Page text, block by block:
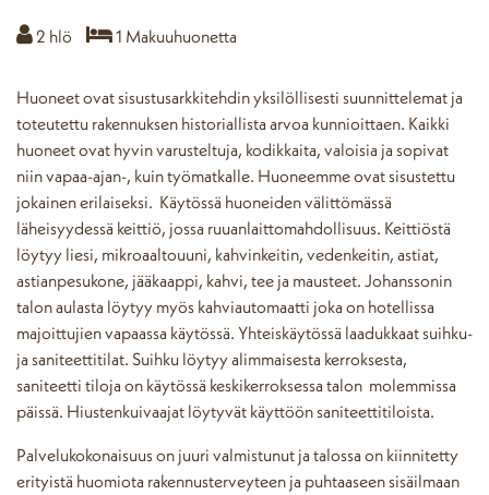
2 hlö 1 Makuuhuonetta
Huoneet ovat sisustusarkkitehdin yksilöllisesti suunnittelemat ja
toteutettu rakennuksen historiallista arvoa kunnioittaen. Kaikki
huoneet ovat hyvin varusteltuja, kodikkaita, valoisia ja sopivat
niin vapaa-ajan-, kuin työmatkalle. Huoneemme ovat sisustettu
jokainen erilaiseksi. Käytössä huoneiden välittömässä
läheisyydessä keittiö, jossa ruuanlaittomahdollisuus. Keittiöstä
löytyy liesi, mikroaaltouuni, kahvinkeitin, vedenkeitin, astiat,
astianpesukone, jääkaappi, kahvi, tee ja mausteet. Johanssonin
talon aulasta löytyy myös kahviautomaatti joka on hotellissa
majoittujien vapaassa käytössä. Yhteiskäytössä laadukkaat suihku-
ja saniteettitilat. Suihku löytyy alimmaisesta kerroksesta,
saniteetti tiloja on käytössä keskikerroksessa talon molemmissa
päissä. Hiustenkuivaajat löytyvät käyttöön saniteettitiloista.
Palvelukokonaisuus on juuri valmistunut ja talossa on kiinnitetty
erityistä huomiota rakennusterveyteen ja puhtaaseen sisäilmaan